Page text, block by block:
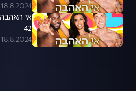
18.8.2024
42
18.8.2024